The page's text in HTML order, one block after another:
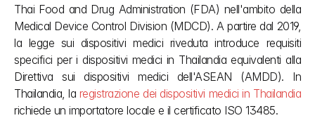
Thai Food and Drug Administration (FDA) nell'ambito della
Medical Device Control Division (MDCD). A partire dal 2019,
la legge sui dispositivi medici riveduta introduce requisiti
specifici per i dispositivi medici in Thailandia equivalenti alla
Direttiva sui dispositivi medici dell'ASEAN (AMDD). In
Thailandia, la registrazione dei dispositivi medici in Thailandia
richiede un importatore locale e il certificato ISO 13485.